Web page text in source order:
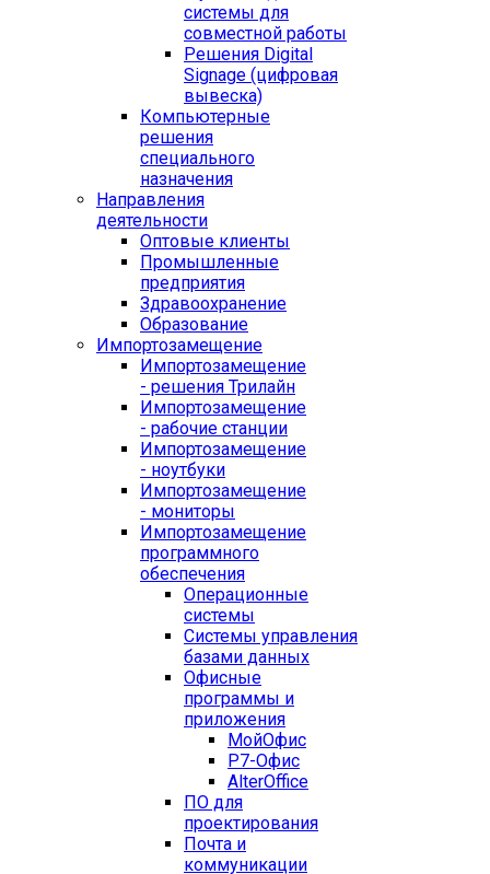
системы для
совместной работы
Решения Digital
Signage (цифровая
вывеска)
Компьютерные
решения
специального
назначения
Направления
деятельности
Оптовые клиенты
Промышленные
предприятия
Здравоохранение
Образование
Импортозамещение
Импортозамещение
- решения Трилайн
Импортозамещение
- рабочие станции
Импортозамещение
- ноутбуки
Импортозамещение
- мониторы
Импортозамещение
программного
обеспечения
Операционные
системы
Системы управления
базами данных
Офисные
программы и
приложения
МойОфис
Р7-Офис
AlterOffice
ПО для
проектирования
Почта и
коммуникации